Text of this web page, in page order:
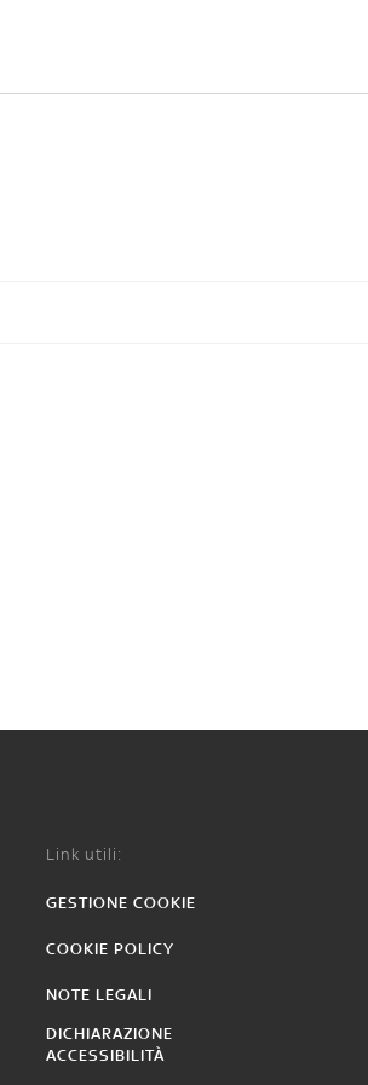
Link utili:
GESTIONE COOKIE
COOKIE POLICY
NOTE LEGALI
DICHIARAZIONE
ACCESSIBILITÀ